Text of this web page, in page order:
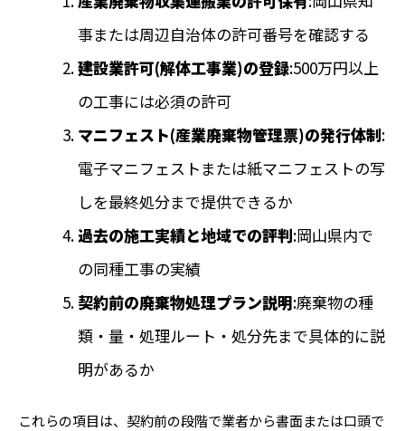
事または周辺自治体の許可番号を確認する
建設業許可(解体工事業)の登録:500万円以上
の工事には必須の許可
マニフェスト(産業廃棄物管理票)の発行体制:
電子マニフェストまたは紙マニフェストの写
しを最終処分まで提供できるか
過去の施工実績と地域での評判:岡山県内で
の同種工事の実績
契約前の廃棄物処理プラン説明:廃棄物の種
類・量・処理ルート・処分先まで具体的に説
明があるか
これらの項目は、契約前の段階で業者から書面または口頭で